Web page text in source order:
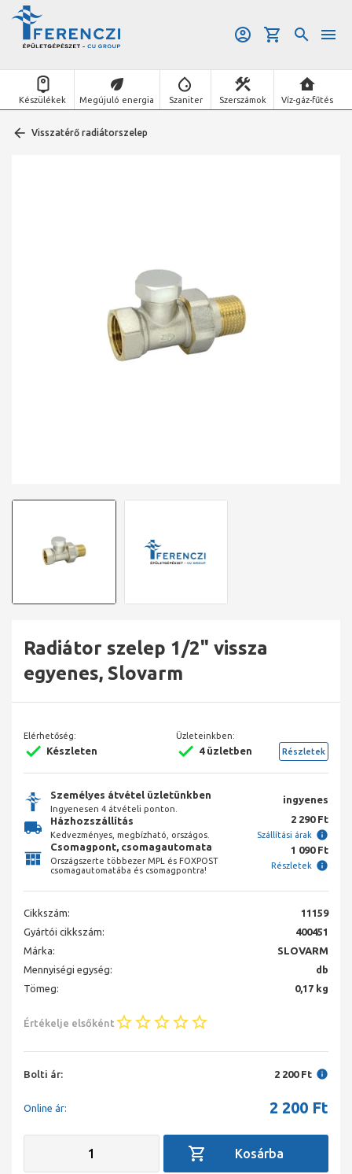
Készülékek Megújuló energia Szaniter Szerszámok Víz-gáz-fűtés
Visszatérő radiátorszelep
Radiátor szelep 1/2" vissza
egyenes, Slovarm
Elérhetőség:
Készleten
Üzleteinkben:
4 üzletben Részletek
Személyes átvétel üzletünkben
Ingyenesen 4 átvételi ponton.
ingyenes
Házhozszállítás
Kedvezményes, megbízható, országos.
2 290 Ft
Szállítási árak
Csomagpont, csomagautomata
Országszerte többezer MPL és FOXPOST
csomagautomatába és csomagpontra!
1 090 Ft
Részletek
Cikkszám:
11159
Gyártói cikkszám:
400451
Márka:
SLOVARM
Mennyiségi egység:
db
Tömeg:
0,17 kg
Értékelje elsőként
Bolti ár: 2 200 Ft
Online ár: 2 200 Ft